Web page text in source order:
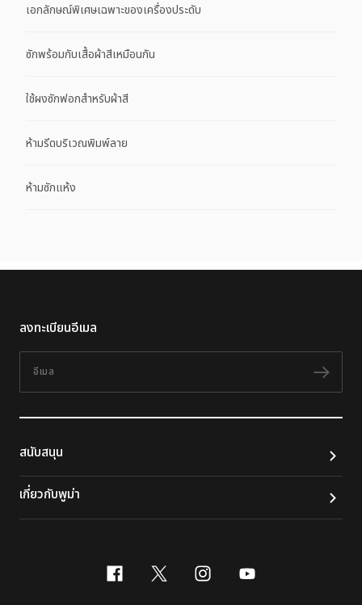
เอกลักษณ์พิเศษเฉพาะของเครื่องประดับ
ซักพร้อมกับเสื้อผ้าสีเหมือนกัน
ใช้ผงซักฟอกสำหรับผ้าสี
ห้ามรีดบริเวณพิมพ์ลาย
ห้ามซักแห้ง
ลงทะเบียนอีเมล
ติดต
สนับสนุน
เกี่ยวกับพูม่า
facebook
x-twitter
instagram
youtube